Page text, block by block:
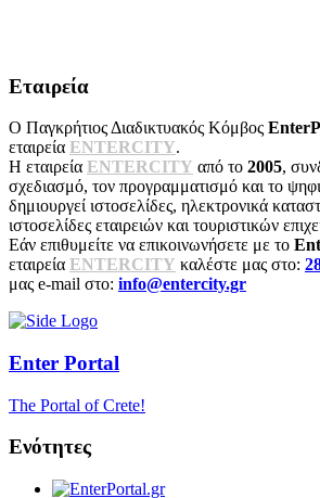
Εταιρεία
Ο Παγκρήτιος Διαδικτυακός Κόμβος
εταιρεία ENTERCITY.
Η εταιρεία ENTERCITY από το 2005,
σχεδιασμό, τον προγραμματισμό και το
δημιουργεί ιστοσελίδες, ηλεκτρονικά
ιστοσελίδες εταιρειών και τουριστικών
Εάν επιθυμείτε να επικοινωνήσετε με το
εταιρεία ENTERCITY καλέστε μας στο:
μας e-mail στο: info@entercity.gr
Enter Portal
The Portal of Crete!
Ενότητες